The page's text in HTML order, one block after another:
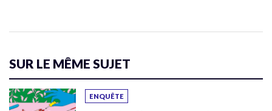
SUR LE MÊME SUJET
ENQUÊTE